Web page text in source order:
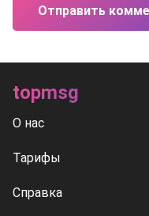
Отправить
topmsg
О нас
Тарифы
Справка